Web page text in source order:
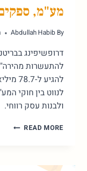
מע"מ,
By
Abdullah Habib
דרופשיפינג
להתעשרות
לנווט בין חוקי
ולבנות עסק רווחי.
READ MOREמדריך